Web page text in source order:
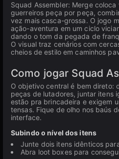
Squad Assembler: Merge
guerreiros peça por peça,
vez mais casca-grossa. O jogo
ação-aventura em um ciclo
dando o tom da pegada de
O visual traz cenários com
cheios de estilo em caminhos
Como jogar Squad
O objetivo central é bem direto:
peças de lutadores, juntar itens
estão pra brincadeira e exigem
tensas. Fique de olho nos baús
interface.
Subindo o nível dos itens
Junte dois itens idênticos
Abra loot boxes para